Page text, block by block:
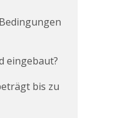
eingebaut?
bis zu